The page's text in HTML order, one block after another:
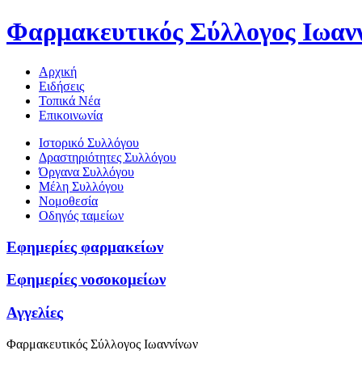
Φαρμακευτικός Σύλλογος
Αρχική
Ειδήσεις
Τοπικά Νέα
Επικοινωνία
Ιστορικό Συλλόγου
Δραστηριότητες Συλλόγου
Όργανα Συλλόγου
Μέλη Συλλόγου
Νομοθεσία
Οδηγός ταμείων
Εφημερίες φαρμακείων
Εφημερίες νοσοκομείων
Αγγελίες
Φαρμακευτικός Σύλλογος Ιωαννίνων